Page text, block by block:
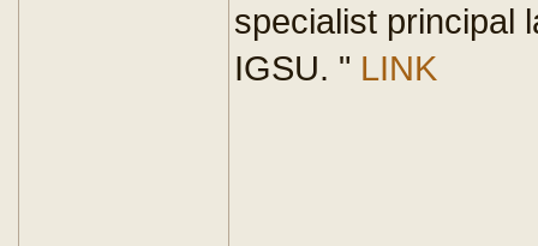
specialist principal
IGSU. " LINK